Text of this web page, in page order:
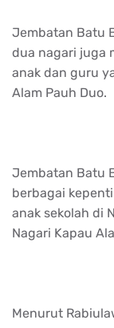
Jembatan Batu
dua nagari juga
anak dan guru
Alam Pauh Duo.
Jembatan Batu
berbagai
anak sekolah di
Nagari Kapau
Menurut